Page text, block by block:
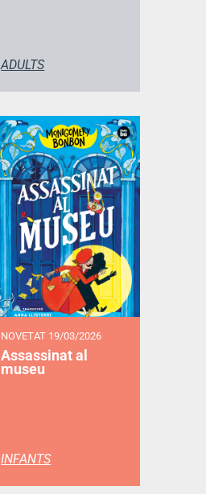
ADULTS
NOVETAT 19/03/2026
Assassinat al
museu
INFANTS